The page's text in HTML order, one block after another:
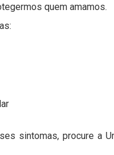
quem amamos.
sintomas, procure a